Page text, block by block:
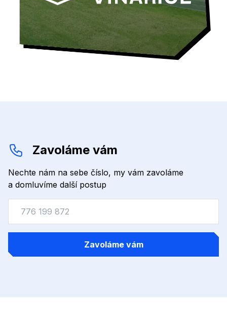
Zavoláme vám
Nechte nám na sebe číslo, my vám zavoláme
a domluvíme další postup
Zavoláme vám